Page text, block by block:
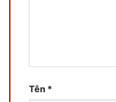
Tên *